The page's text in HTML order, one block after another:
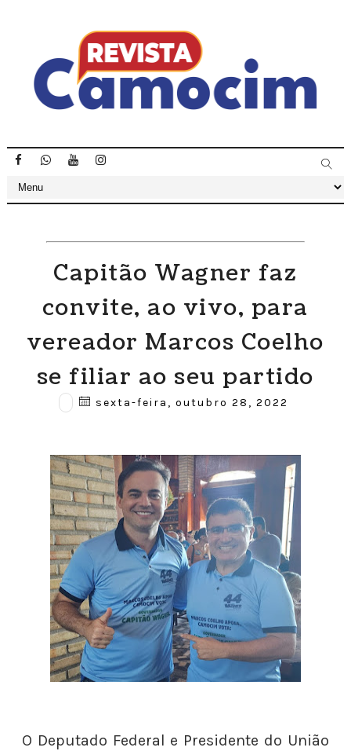
Capitão Wagner faz
convite, ao vivo, para
vereador Marcos Coelho
se filiar ao seu partido
sexta-feira, outubro 28, 2022
O Deputado Federal e Presidente do União